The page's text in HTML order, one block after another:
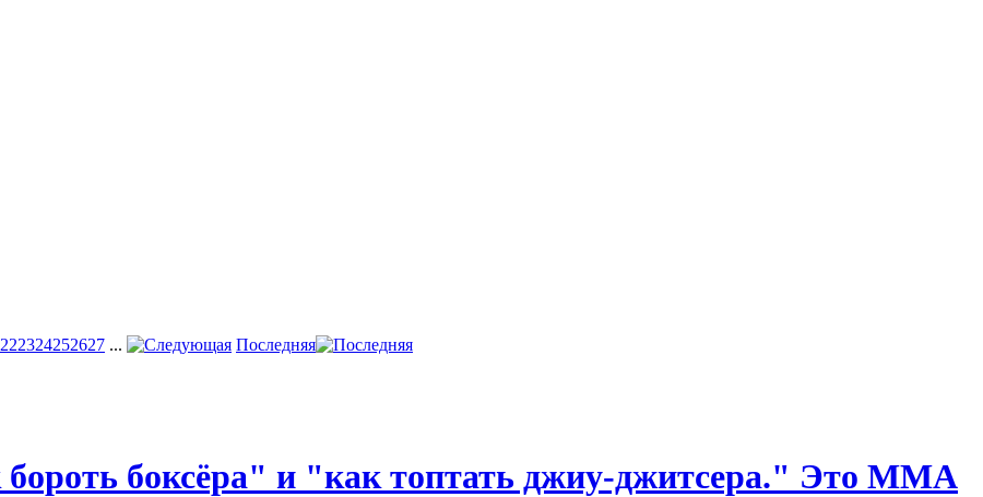
222324252627 ... Последняя
боксёра" и "как топтать джиу-джитсера." Это ММА